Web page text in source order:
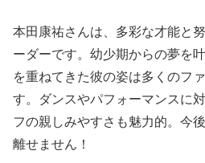
本田康祐さんは、多彩な才能と
ーダーです。幼少期からの夢を
を重ねてきた彼の姿は多くのフ
す。ダンスやパフォーマンスに
フの親しみやすさも魅力的。今
離せません！